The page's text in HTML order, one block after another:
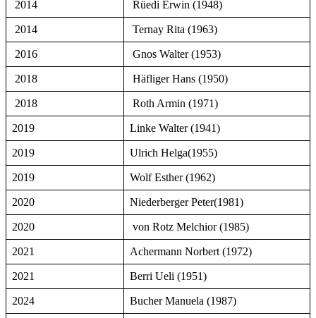
2014 Rüedi Erwin (1948)
2014 Ternay Rita (1963)
2016 Gnos Walter (1953)
2018 Häfliger Hans (1950)
2018 Roth Armin (1971)
2019 Linke Walter (1941)
2019 Ulrich Helga(1955)
2019 Wolf Esther (1962)
2020 Niederberger Peter(1981)
2020 von Rotz Melchior (1985)
2021 Achermann Norbert (1972)
2021 Berri Ueli (1951)
2024 Bucher Manuela (1987)